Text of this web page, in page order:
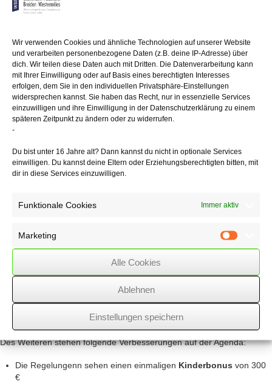
Wir verwenden Cookies und ähnliche Technologien auf unserer Website
und verarbeiten personenbezogene Daten (z.B. deine IP-Adresse) über
dich. Wir teilen diese Daten auch mit Dritten. Die Datenverarbeitung kann
mit Ihrer Einwilligung oder auf Basis eines berechtigten Interesses
erfolgen, dem Sie in den individuellen Privatsphäre-Einstellungen
widersprechen kannst. Sie haben das Recht, nur in essenzielle Services
einzuwilligen und ihre Einwilligung in der Datenschutzerklärung zu einem
späteren Zeitpunkt zu ändern oder zu widerrufen.
-
Du bist unter 16 Jahre alt? Dann kannst du nicht in optionale Services
einwilligen. Du kannst deine Eltern oder Erziehungsberechtigten bitten, mit
dir in diese Services einzuwilligen.
Funktionale Cookies Immer aktiv
Marketing
Alle Cookies
Ablehnen
Einstellungen speichern
worden sind, sind die Monate November
Die Überbrückungshilfe erstattet einen Anteil in Höhe von
80 % der Fixkosten bei mehr als 70 % Umsatzeinbruch,
50 % der Fixkosten bei Umsatzeinbruch zwischen 50 % und 70 %
40 % der Fixkosten bei Umsatzeinbruch zwischen 40 % und unter
50 % im Fördermonat
im Vergleich zum Vorjahresmonat.
Bei Unternehmen bis zu fünf Beschäftigten soll der Erstattungsbetrag
9.000 €
und bei Unternehmen bis zu 10 Beschäftigten 15.000 € nur in
Die geltend gemachten Umsatzrückgänge und fixen
sind durch einen Steuerberater oder Wirtschaftsprüfer zu prüfen
und zu bestätigen.Überzahlungen müssen zurückerstattet
Auszahlungsfristen am 30.11.2020. Inwieweit es bei diesen Fristen
bleibt,
muss aus organisatorischen Gründen infrage gestellt werden.
Des Weiteren stehen folgende Verbesserungen auf der Agenda:
Die Regelungenn sehen einen einmaligen Kinderbonus von 300
€